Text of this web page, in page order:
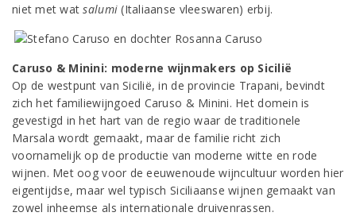
niet met watsalumi (Italiaanse vleeswaren) erbij.
Caruso & Minini: moderne wijnmakers op Sicilië
Op de westpunt van Sicilië, in de provincie Trapani, bevindt
zich het familiewijngoed Caruso & Minini. Het domein is
gevestigd in het hart van de regio waar de traditionele
Marsala wordt gemaakt, maar de familie richt zich
voornamelijk op de productie van moderne witte en rode
wijnen. Met oog voor de eeuwenoude wijncultuur worden hier
eigentijdse, maar wel typisch Siciliaanse wijnen gemaakt van
zowel inheemse als internationale druivenrassen.